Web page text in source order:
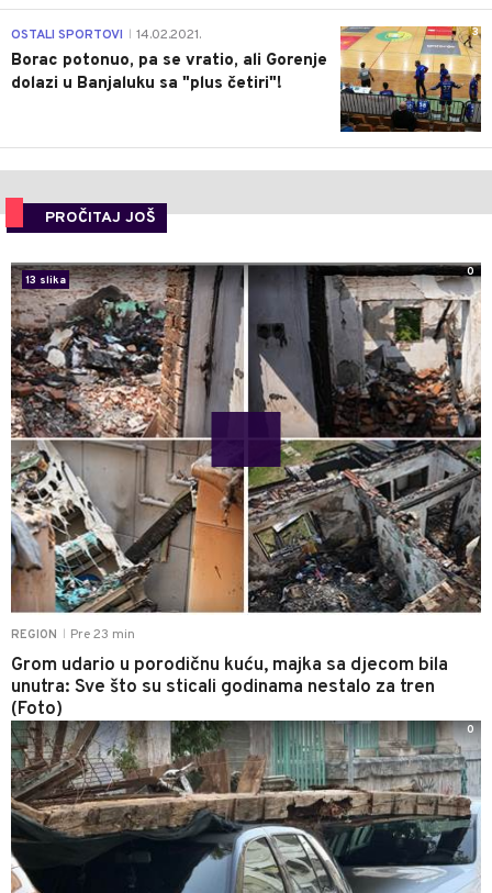
3
OSTALI SPORTOVI 14.02.2021.
Borac potonuo, pa se vratio, ali Gorenje
dolazi u Banjaluku sa "plus četiri"!
PROČITAJ JOŠ
REGION Pre 23 min
Grom udario u porodičnu kuću, majka sa djecom bila
unutra: Sve što su sticali godinama nestalo za tren
(Foto)
13 slika
0
0